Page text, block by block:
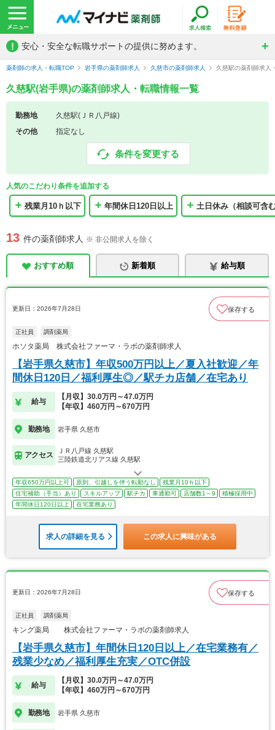
! 安心・安全な転職サポートの提供に努めます。
薬剤師の求人・転職TOP 岩手県の薬剤師求人 久慈市の薬剤師求人 久慈駅の薬剤師求人
久慈駅(岩手県)の薬剤師求人・転職情報一覧
勤務地
久慈駅(ＪＲ八戸線)
その他
指定なし
条件を変更する
人気のこだわり条件を追加する
残業月10ｈ以下 年間休日120日以上 土日休み（相談可含
13 件の薬剤師求人 ※ 非公開求人を除く
おすすめ順 新着順 給与順
更新日：2026年7月28日 保存する
正社員 調剤薬局
ホソタ薬局 株式会社ファーマ・ラボの薬剤師求人
【岩手県久慈市】年収500万円以上／夏入社歓迎／年
間休日120日／福利厚生◎／駅チカ店舗／在宅あり
給与
【月収】30.0万円～47.0万円
【年収】460万円～670万円
勤務地 岩手県 久慈市
アクセス
ＪＲ八戸線 久慈駅
三陸鉄道北リアス線 久慈駅
年収650万円以上可 原則、引越しを伴う転勤なし
残業月10ｈ以下
住宅補助（手当）あり
スキルアップ 駅チカ 車通勤可 店舗数1～9
積極採用中
年間休日120日以上
在宅業務あり
求人の詳細を見る この求人に興味がある
更新日：2026年7月28日 保存する
正社員 調剤薬局
キング薬局 株式会社ファーマ・ラボの薬剤師求人
【岩手県久慈市】年間休日120日以上／在宅業務有／
残業少なめ／福利厚生充実／OTC併設
給与
【月収】30.0万円～47.0万円
【年収】460万円～670万円
勤務地 岩手県 久慈市